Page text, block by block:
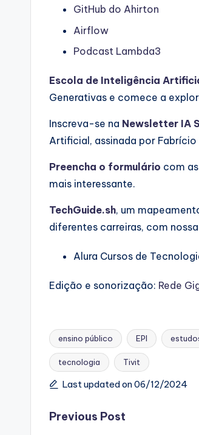
GitHub do Ahirton
Airflow
Podcast Lambda3
Escola de Inteligência
Generativas e comece a
Inscreva-se na Newsletter IA
Artificial, assinada por Fabrício
Preencha o formulário com
mais interessante.
TechGuide.sh, um
diferentes carreiras, com
Alura Cursos de
Edição e sonorização: Rede
Tags:
ensino público EPI
tecnologia Tivit
Last updated on 06/12/2024
Post
Previous Post